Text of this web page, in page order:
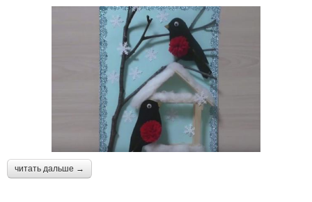
читать дальше →